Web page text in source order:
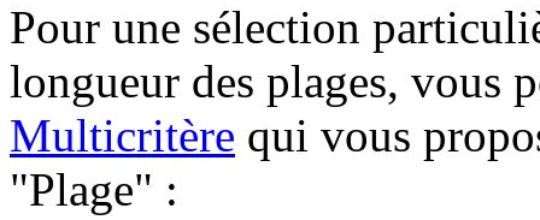
Pour une sélection
longueur des plages, vous
Multicritère qui vous
"Plage" :